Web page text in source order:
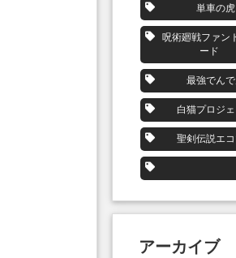
単車の虎
呪術廻戦ファン
ード
最強でん
白猫プロジェ
聖剣伝説エ
アーカイブ